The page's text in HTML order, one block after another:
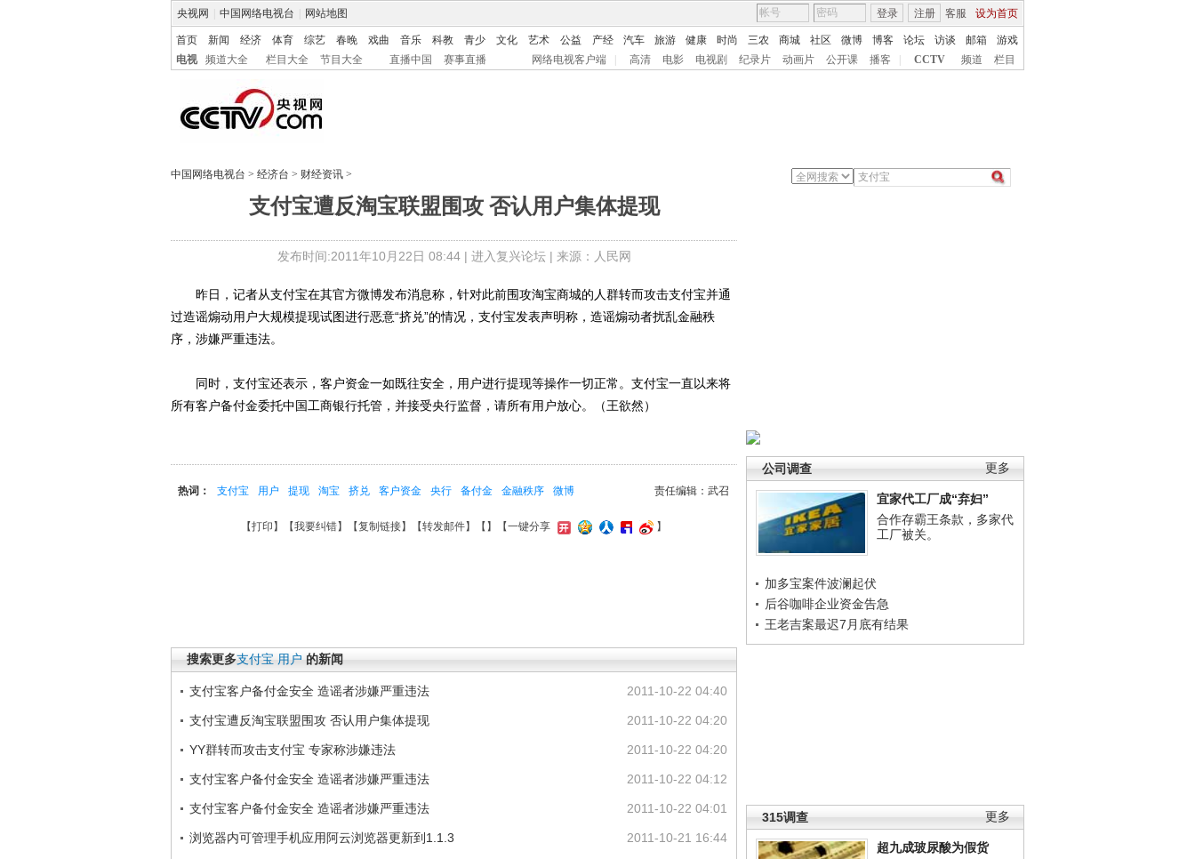
央视网 中国网络电视台 网站地图 客服 设为首页
登录 注册
首页 新闻 经济 体育 综艺 春晚 戏曲 音乐 科教 青少 文化 艺术 公益 产经 汽车 旅游 健康 时尚 三农 商城 社区 微博 博客 论坛 访谈 邮箱
游戏
电视
频道大全 栏目大全 节目大全 直播中国 赛事直播 网络电视客户端 高清 电影 电视剧 纪录片 动画片 公开课 播客 CCTV 频道 栏目
中国网络电视台 > 经济台 > 财经资讯 >
支付宝遭反淘宝联盟围攻 否认用户集体提现
发布时间:2011年10月22日 08:44 | 进入复兴论坛| 来源：人民网
更多
公司调查
宜家代工厂成“弃妇”
合作存霸王条款，多家代
工厂被关。
加多宝案件波澜起伏
后谷咖啡企业资金告急
王老吉案最迟7月底有结果
更多
315调查
超九成玻尿酸为假货
昨日，记者从支付宝在其官方微博发布消息称，针对此前围攻淘宝商城的人群转而攻击支付宝并通
过造谣煽动用户大规模提现试图进行恶意“挤兑”的情况，支付宝发表声明称，造谣煽动者扰乱金融秩
序，涉嫌严重违法。
同时，支付宝还表示，客户资金一如既往安全，用户进行提现等操作一切正常。支付宝一直以来将
所有客户备付金委托中国工商银行托管，并接受央行监督，请所有用户放心。（王欲然）
责任编辑：武召
热词： 支付宝 用户 提现 淘宝 挤兑 客户资金 央行 备付金 金融秩序 微博
【打印 】【我要纠错】【复制链接】【转发邮件】【 】 【一键分享 】
搜索更多支付宝 用户 的新闻
2011-10-22 04:40
支付宝客户备付金安全 造谣者涉嫌严重违法
2011-10-22 04:20
支付宝遭反淘宝联盟围攻 否认用户集体提现
2011-10-22 04:20
YY群转而攻击支付宝 专家称涉嫌违法
2011-10-22 04:12
支付宝客户备付金安全 造谣者涉嫌严重违法
2011-10-22 04:01
支付宝客户备付金安全 造谣者涉嫌严重违法
2011-10-21 16:44
浏览器内可管理手机应用阿云浏览器更新到1.1.3